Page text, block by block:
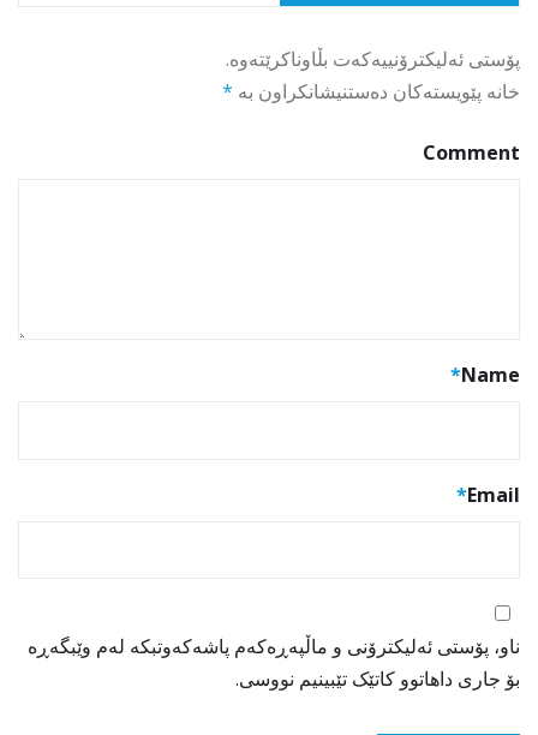
پۆستی ئەلیکترۆنییەکەت بڵاوناکرێتەوە.
خانە پێویستەکان دەستنیشانکراون بە *
Comment
Name
*
Email
*
ناو، پۆستی ئەلیکترۆنی و ماڵپەڕەکەم پاشەکەوتبکە لەم وێبگەڕە
بۆ جاری داهاتوو کاتێک تێبینیم نووسی.